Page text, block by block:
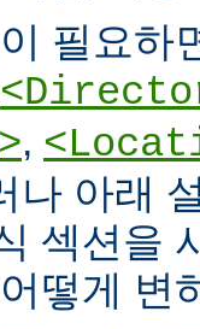
필요하
,
나 아래
섹션을
떻게 변